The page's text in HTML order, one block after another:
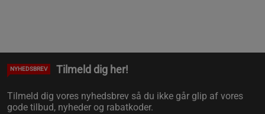
NYHEDSBREV Tilmeld dig her!
Tilmeld dig vores nyhedsbrev så du ikke går glip af vores
gode tilbud, nyheder og rabatkoder.